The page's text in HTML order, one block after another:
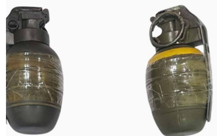
धर्म
लाइफस्टाइल
टेक